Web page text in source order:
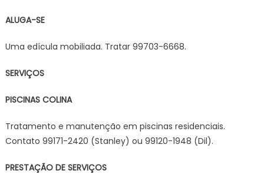
ALUGA-SE
Uma edícula mobiliada. Tratar 99703-6668.
SERVIÇOS
PISCINAS COLINA
Tratamento e manutenção em piscinas residenciais.
Contato 99171-2420 (Stanley) ou 99120-1948 (Dil).
PRESTAÇÃO DE SERVIÇOS